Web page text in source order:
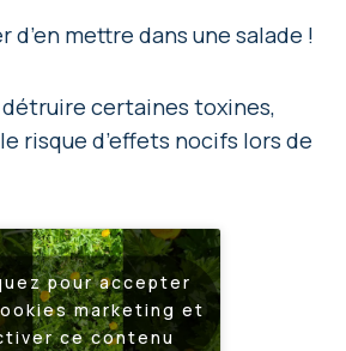
d’en mettre dans une salade !
certaines toxines,
risque d’effets nocifs lors de
pour accepter
marketing et
ce contenu